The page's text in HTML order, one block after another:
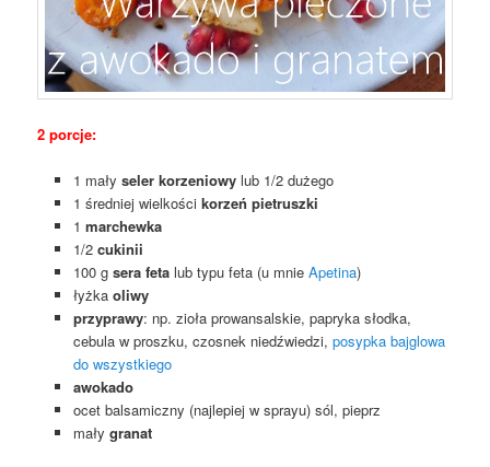
2 porcje:
1 mały seler korzeniowylub 1/2 dużego
1 średniej wielkości korzeń pietruszki
1 marchewka
1/2cukinii
100 g sera fetalub typu feta (u mnie Apetina)
łyżkaoliwy
przyprawy: np. zioła prowansalskie, papryka słodka,
cebula w proszku, czosnek niedźwiedzi, posypka bajglowa
do wszystkiego
awokado
ocet balsamiczny (najlepiej w sprayu) sól, pieprz
mały granat